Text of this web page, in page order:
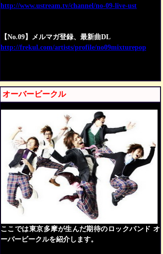
http://www.ustream.tv/channel/no-09-live-ust
【No.09】メルマガ登録、最新曲DL
http://frekul.com/artists/profile/no09mixturepop
オーバービークル
ここでは東京多摩が生んだ期待のロックバンド オ
ーバービークルを紹介します。